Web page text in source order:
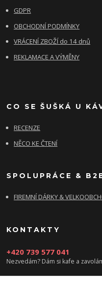
GDPR
OBCHODNÍ PODMÍNKY
VRÁCENÍ ZBOŽÍ do 14 dnů
REKLAMACE A VÝMĚNY
CO SE ŠUŠKÁ U
RECENZE
NĚCO KE ČTENÍ
SPOLUPRÁCE &
FIREMNÍ DÁRKY &
KONTAKTY
+420 739 577 041
Nezvedám? Dám si kafe a
info@damsikafe.cz